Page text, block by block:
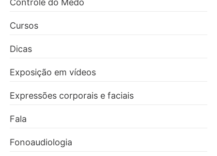
Cursos
Dicas
Exposição em vídeos
Expressões corporais e faciais
Fala
Fonoaudiologia